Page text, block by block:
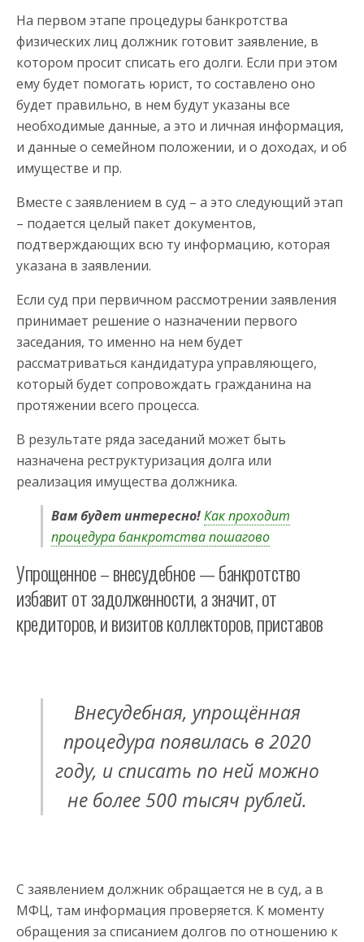
На первом этапе процедуры банкротства
физических лиц должник готовит заявление, в
котором просит списать его долги. Если при этом
ему будет помогать юрист, то составлено оно
будет правильно, в нем будут указаны все
необходимые данные, а это и личная информация,
и данные о семейном положении, и о доходах, и об
имуществе и пр.
Вместе с заявлением в суд – а это следующий этап
– подается целый пакет документов,
подтверждающих всю ту информацию, которая
указана в заявлении.
Если суд при первичном рассмотрении заявления
принимает решение о назначении первого
заседания, то именно на нем будет
рассматриваться кандидатура управляющего,
который будет сопровождать гражданина на
протяжении всего процесса.
В результате ряда заседаний может быть
назначена реструктуризация долга или
реализация имущества должника.
Вам будет интересно!Как проходит
процедура банкротства пошагово
Упрощенное – внесудебное — банкротство
избавит от задолженности, а значит, от
кредиторов, и визитов коллекторов, приставов
Внесудебная, упрощённая
процедура появилась в 2020
году, и списать по ней можно
не более 500 тысяч рублей.
С заявлением должник обращается не в суд, а в
МФЦ, там информация проверяется. К моменту
обращения за списанием долгов по отношению к